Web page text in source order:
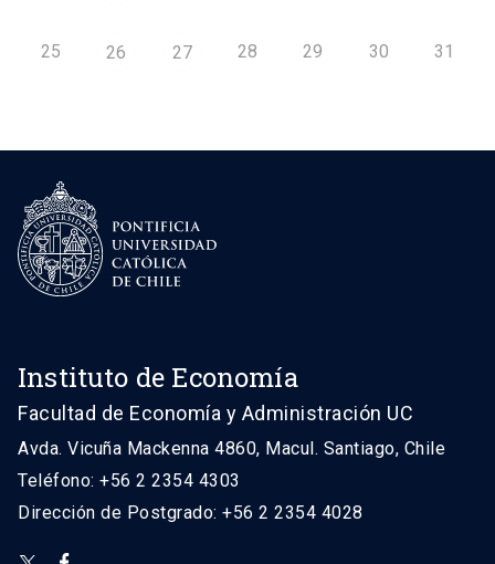
25 26 27 28 29 30 31
Instituto de Economía
Facultad de Economía y Administración UC
Avda. Vicuña Mackenna 4860, Macul. Santiago, Chile
Teléfono: +56 2 2354 4303
Dirección de Postgrado: +56 2 2354 4028